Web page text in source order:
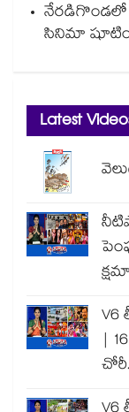
నేరడిగొండలో
సినిమా
Latest
V6
|